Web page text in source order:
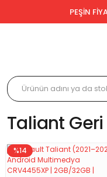
PEŞİN
Taliant
%14